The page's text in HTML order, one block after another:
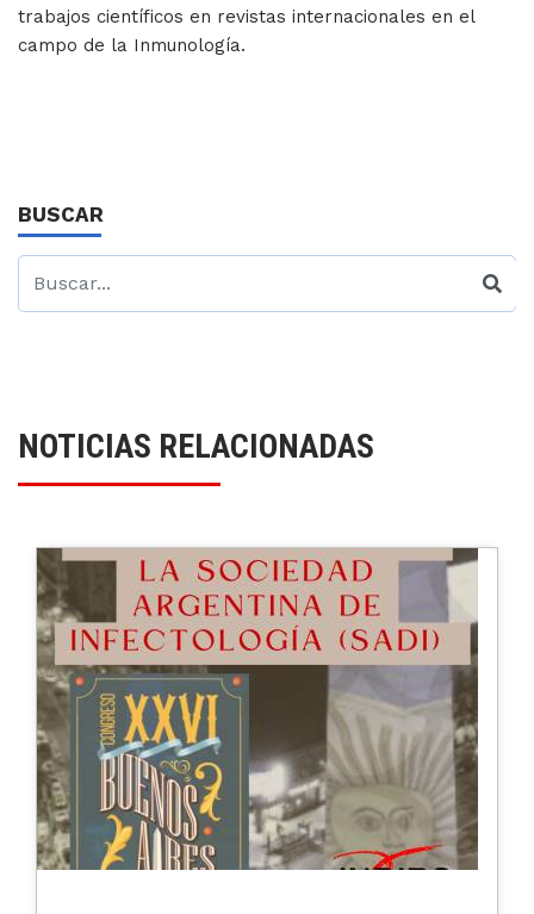
trabajos científicos en revistas internacionales en el
campo de la Inmunología.
BUSCAR
NOTICIAS RELACIONADAS
2021-08-12
SEMINARIO
LAUFER
esterilizante,
Exposición
Laufer